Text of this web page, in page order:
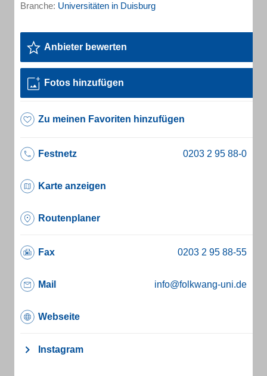
Branche: Universitäten in Duisburg
Anbieter bewerten
Fotos hinzufügen
Zu meinen Favoriten hinzufügen
Festnetz
Karte anzeigen
Routenplaner
Fax
Mail info@folkwang-uni.de
Webseite
Instagram